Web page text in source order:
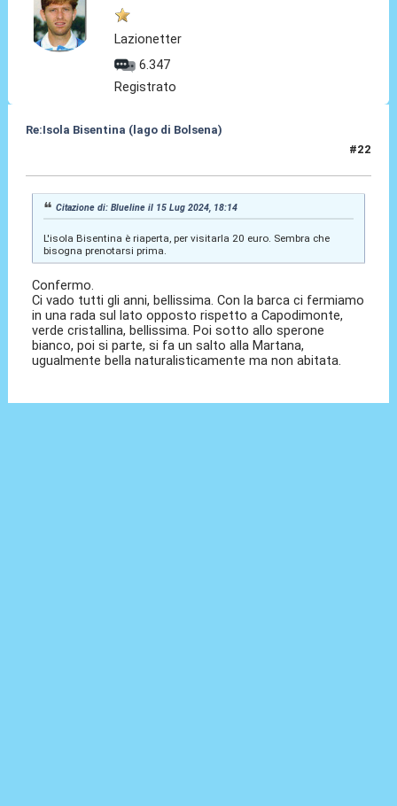
Lazionetter
6.347
Registrato
Re:Isola Bisentina (lago di Bolsena)
#22
Citazione di: Blueline il 15 Lug 2024, 18:14
L'isola Bisentina è riaperta, per visitarla 20 euro. Sembra che
bisogna prenotarsi prima.
Confermo.
Ci vado tutti gli anni, bellissima. Con la barca ci fermiamo
in una rada sul lato opposto rispetto a Capodimonte,
verde cristallina, bellissima. Poi sotto allo sperone
bianco, poi si parte, si fa un salto alla Martana,
ugualmente bella naturalisticamente ma non abitata.